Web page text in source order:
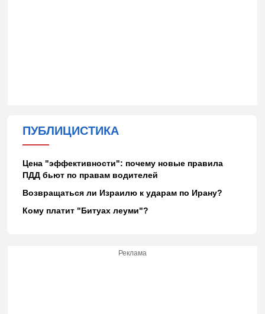
ПУБЛИЦИСТИКА
Цена "эффективности": почему новые правила
ПДД бьют по правам водителей
Возвращаться ли Израилю к ударам по Ирану?
Кому платит "Битуах леуми"?
Реклама